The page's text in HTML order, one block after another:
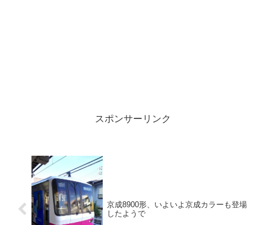
スポンサーリンク
京成8900形、いよいよ京成カラーも登場
したようで